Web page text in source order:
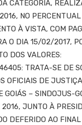
CATEGORIA,
NO
À VISTA, COM
O DIA 15/02/2017,
DOS VALORES:
TRATA-SE DE
OFICIAIS DE
GOIÁS – SINDOJUS-
2016, JUNTO À
DEFERIDO AO